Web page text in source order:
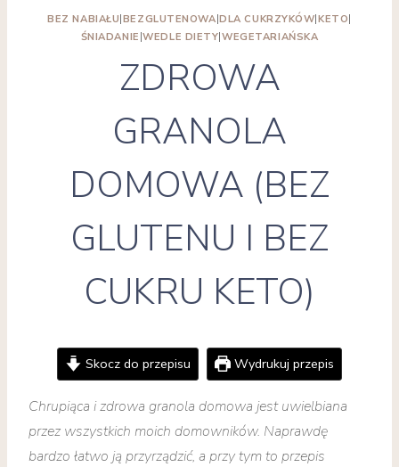
BEZ NABIAŁU BEZGLUTENOWA |DLA CUKRZYKÓW |KETO
ŚNIADANIE |WEDLE DIETY |WEGETARIAŃSKA
ZDROWA
GRANOLA
DOMOWA (BEZ
GLUTENU I BEZ
CUKRU KETO)
Skocz do przepisu Wydrukuj przepis
Chrupiąca i zdrowa granola domowa jest uwielbiana
przez wszystkich moich domowników. Naprawdę
bardzo łatwo ją przyrządzić, a przy tym to przepis